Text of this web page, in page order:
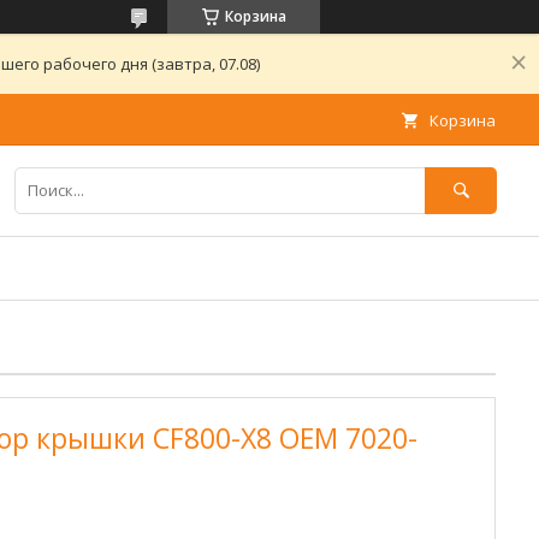
Корзина
рабочего дня (завтра, 07.08)
Корзина
крышки CF800-X8 OEM 7020-